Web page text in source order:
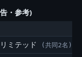
・参考)
ミテッド (共同2名)